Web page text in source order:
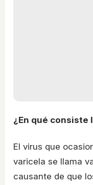
¿En qué consiste
El virus que
varicela se llama
causante de que